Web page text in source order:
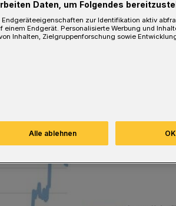
Daten, um Folgendes
zur Identifikation aktiv
Endgerät. Personalisierte Werbung und
Inhalten, Zielgruppenforschung sowie
Alle ablehnen OK